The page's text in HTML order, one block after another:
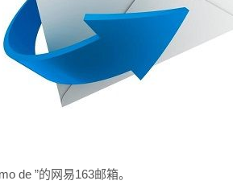
de ”的网易163邮箱。